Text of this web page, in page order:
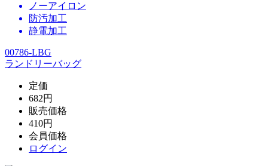
ノーアイロン
防汚加工
静電加工
00786-LBG
ランドリーバッグ
定価
682円
販売価格
410円
会員価格
ログイン